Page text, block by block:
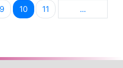
Use TAB para
Página
9 Página
10 Página
11 ...Páginas